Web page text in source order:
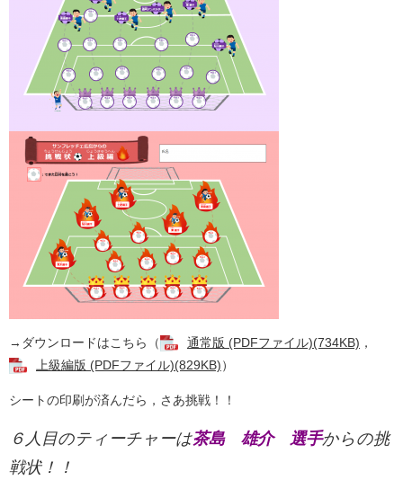
→ダウンロードはこちら（ 通常版 (PDFファイル)(734KB) ，
上級編版 (PDFファイル)(829KB)）
シートの印刷が済んだら，さあ挑戦！！
６人目のティーチャーは茶島 雄介 選手からの挑
戦状！！